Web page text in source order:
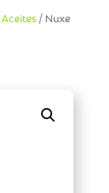
Aceites/ Nuxe